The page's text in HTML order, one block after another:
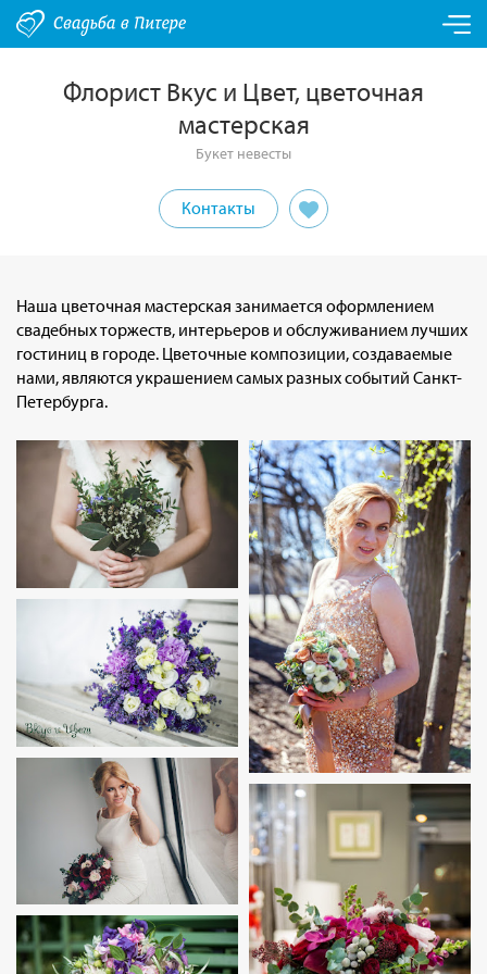
Флорист Вкус и Цвет, цветочная
мастерская
Букет невесты
Контакты
Наша цветочная мастерская занимается оформлением
свадебных торжеств, интерьеров и обслуживанием лучших
гостиниц в городе. Цветочные композиции, создаваемые
нами, являются украшением самых разных событий Санкт-
Петербурга.